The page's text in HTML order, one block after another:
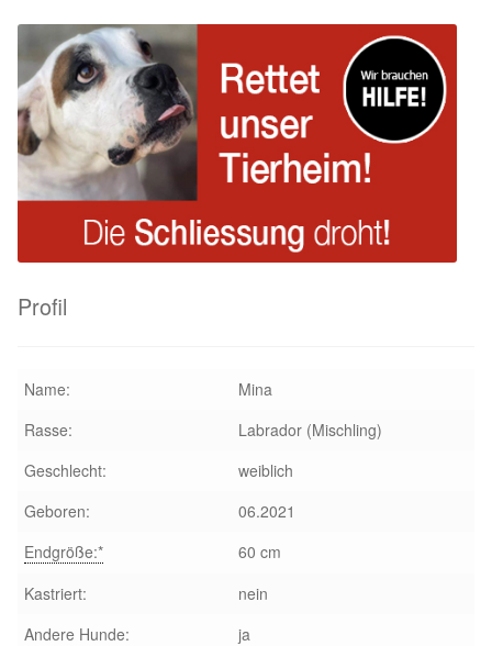
Wichtige Gedanken vor der Adoption
Sicherheitsgeschirr
Mittelmeerkrankheiten
Leishmaniose
Zwingerhusten
Info Broschüre – SALVA Hundehilfe e.V.
Glückliche Fellnasen
Happy End Stories
Profil
Name:
Mina
Rasse:
Labrador (Mischling)
Geschlecht:
weiblich
Geboren:
06.2021
Endgröße:*
60 cm
Kastriert:
nein
Andere Hunde:
ja